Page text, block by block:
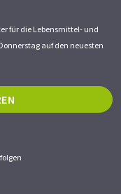
für die Lebensmittel- und
auf den neuesten